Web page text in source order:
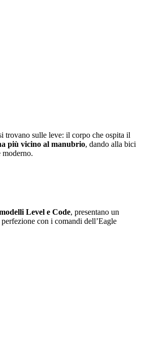
trovano sulle leve: il corpo che ospita il
più vicino al manubrio, dando alla bici
moderno.
Level e Code, presentano un
con i comandi dell’Eagle